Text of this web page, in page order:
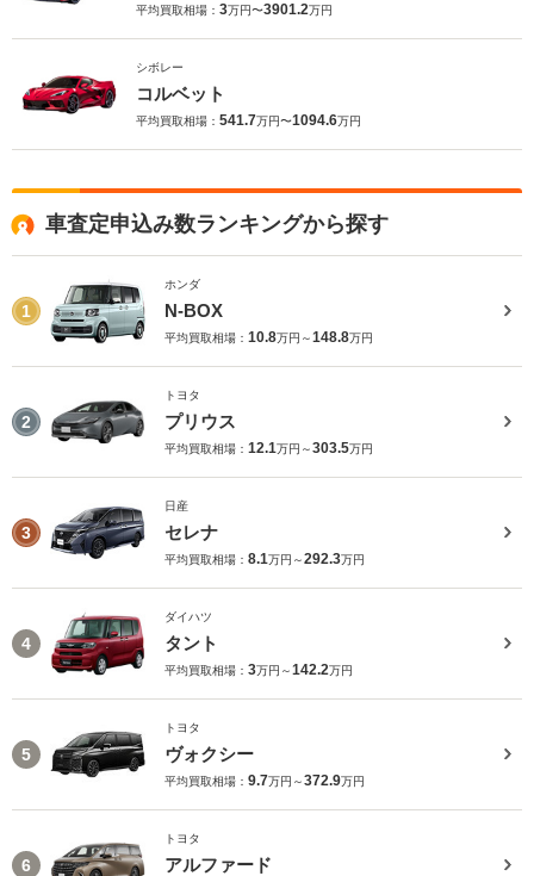
平均買取相場： 3万円〜3901.2万円
シボレー
コルベット
平均買取相場： 541.7万円〜1094.6万円
車査定申込み数ランキングから探す
1
ホンダ
N-BOX
平均買取相場： 10.8万円～148.8万円
2
トヨタ
プリウス
平均買取相場： 12.1万円～303.5万円
3
日産
セレナ
平均買取相場： 8.1万円～292.3万円
4
ダイハツ
タント
平均買取相場： 3万円～142.2万円
5
トヨタ
ヴォクシー
平均買取相場： 9.7万円～372.9万円
6
トヨタ
アルファード